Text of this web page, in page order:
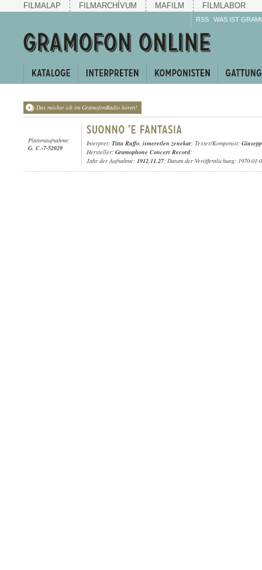
FILMALAP FILMARCHÍVUM MAFILM FILMLABOR
RSS WAS IST
Das möchte ich im GramofonRadio hören!
Plattenaufnahme:
G. C.-7-52029
Interpret: Titta Ruffo, ismeretlen zenekar; Texter/Komponist:
Hersteller: Gramophone Concert Record;
Jahr der Aufnahme: 1912.11.27; Datum der Veröffentlichung: 1970-01-